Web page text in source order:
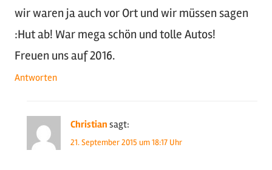
wir waren ja auch vor Ort und wir müssen sagen
:Hut ab! War mega schön und tolle Autos!
Freuen uns auf 2016.
Antworten
Christian sagt:
21. September 2015 um 18:17 Uhr